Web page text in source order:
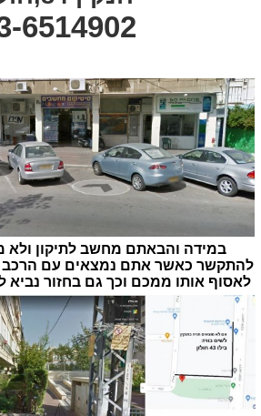
במידה והבאתם מחשב לתיקון ולא
להתקשר כאשר אתם נמצאים עם הרכב
לאסוף אותו ממכם וכך גם בחזור
6514902